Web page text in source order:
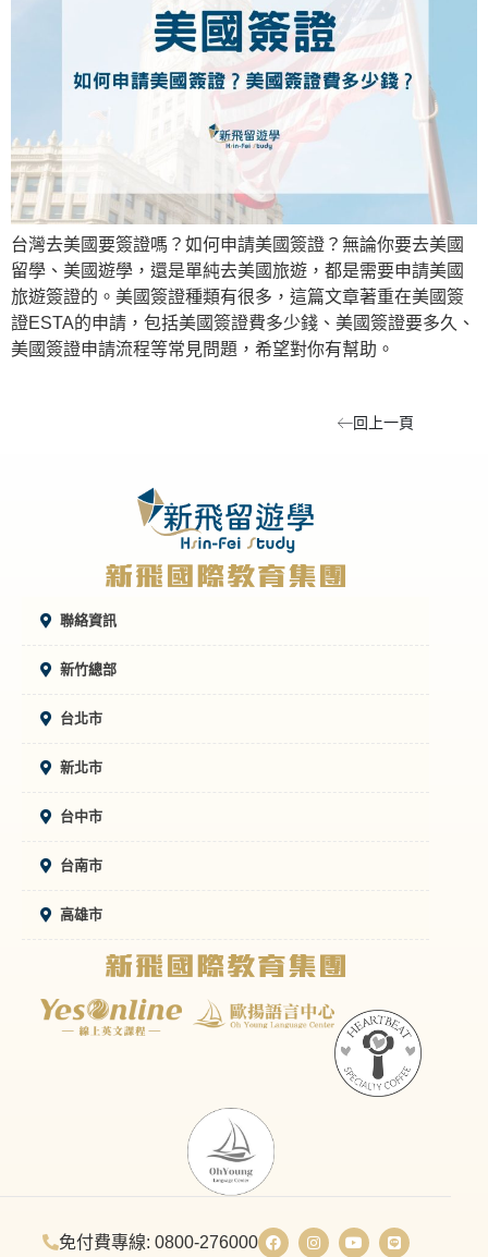
台灣去美國要簽證嗎？如何申請美國簽證？無論你要去美國
留學、美國遊學，還是單純去美國旅遊，都是需要申請美國
旅遊簽證的。美國簽證種類有很多，這篇文章著重在美國簽
證ESTA的申請，包括美國簽證費多少錢、美國簽證要多久、
美國簽證申請流程等常見問題，希望對你有幫助。
回上一頁
聯絡資訊
新竹總部
台北市
新北市
台中市
台南市
高雄市
免付費專線: 0800-276000